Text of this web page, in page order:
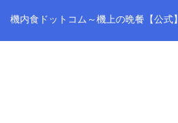
機内食ドットコム～機上の晩餐【公式】